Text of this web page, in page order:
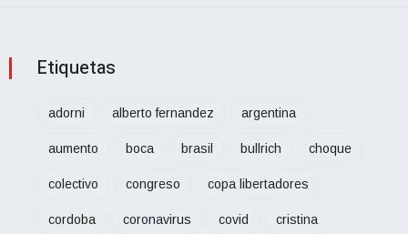
Etiquetas
adorni alberto fernandez argentina
aumento boca brasil bullrich choque
colectivo congreso copa libertadores
cordoba coronavirus covid cristina